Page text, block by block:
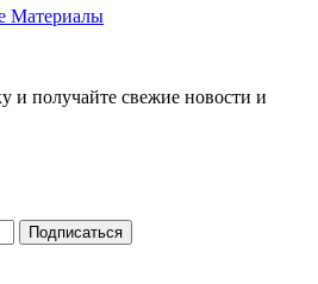
Материалы
и получайте свежие новости и